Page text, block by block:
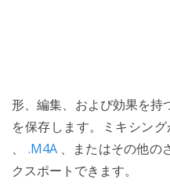
形、編集、および効果を持
を保存します。ミキシン
、 .M4A、またはその他の
クスポートできます。